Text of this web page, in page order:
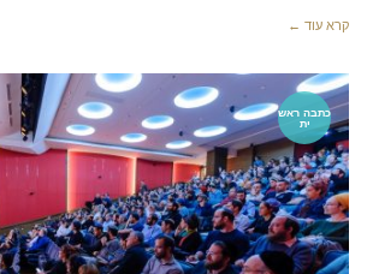
קרא עוד ←
כתבה ראש
ית